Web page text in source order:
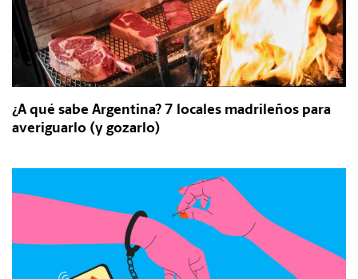
¿A qué sabe Argentina? 7 locales madrileños para
averiguarlo (y gozarlo)